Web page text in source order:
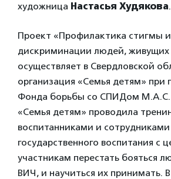
художница Настасья Худякова.
Проект «Профилактика стигмы и
дискриминации людей, живущих
осуществляет в Свердловской
организация «Семья детям» при
Фонда борьбы со СПИДом M.A.C.
«Семья детям» проводила
воспитанниками и
государственного воспитания с
участникам перестать бояться
ВИЧ, и научиться их принимать.